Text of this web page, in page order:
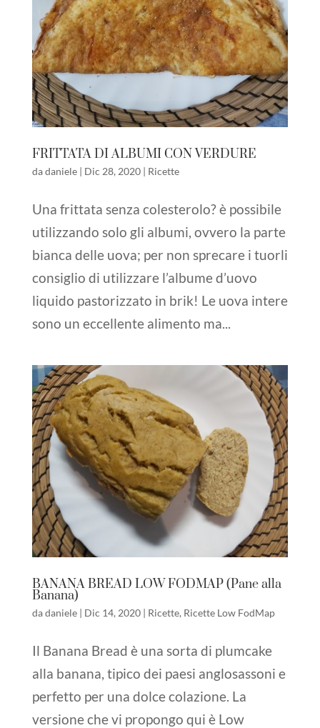
FRITTATA DI ALBUMI CON VERDURE
dadaniele| Dic 28, 2020| Ricette
Una frittata senza colesterolo? è possibile
utilizzando solo gli albumi, ovvero la parte
bianca delle uova; per non sprecare i tuorli
consiglio di utilizzare l’albume d’uovo
liquido pastorizzato in brik! Le uova intere
sono un eccellente alimento ma...
BANANA BREAD LOW FODMAP (Pane alla
Banana)
dadaniele| Dic 14, 2020| Ricette, Ricette Low FodMap
Il Banana Bread è una sorta di plumcake
alla banana, tipico dei paesi anglosassoni e
perfetto per una dolce colazione. La
versione che vi propongo qui è Low